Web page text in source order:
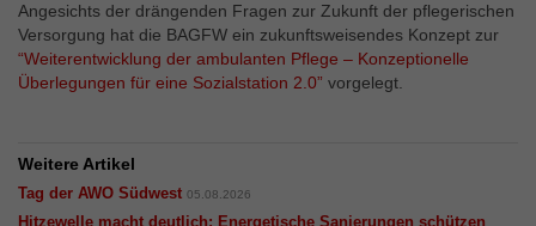
Angesichts der drängenden Fragen zur Zukunft der pflegerischen
Versorgung hat die BAGFW ein zukunftsweisendes Konzept zur
“Weiterentwicklung der ambulanten Pflege – Konzeptionelle
Überlegungen für eine Sozialstation 2.0” vorgelegt.
Weitere Artikel
Tag der AWO Südwest 05.08.2026
Hitzewelle macht deutlich: Energetische Sanierungen schützen